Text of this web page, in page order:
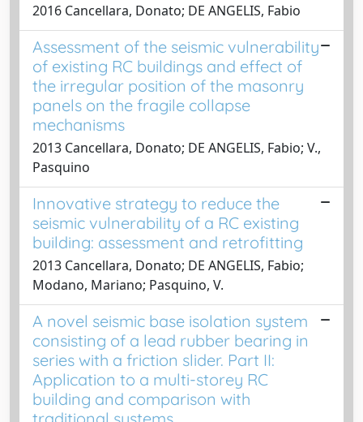
2016 Cancellara, Donato; DE ANGELIS, Fabio
Assessment of the seismic vulnerability
of existing RC buildings and effect of
the irregular position of the masonry
panels on the fragile collapse
mechanisms
2013 Cancellara, Donato; DE ANGELIS, Fabio; V.,
Pasquino
Innovative strategy to reduce the
seismic vulnerability of a RC existing
building: assessment and retrofitting
2013 Cancellara, Donato; DE ANGELIS, Fabio;
Modano, Mariano; Pasquino, V.
A novel seismic base isolation system
consisting of a lead rubber bearing in
series with a friction slider. Part II:
Application to a multi-storey RC
building and comparison with